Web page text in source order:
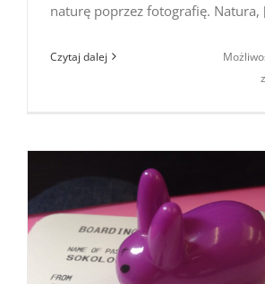
naturę poprzez fotografię. Natura,
Czytaj dalej